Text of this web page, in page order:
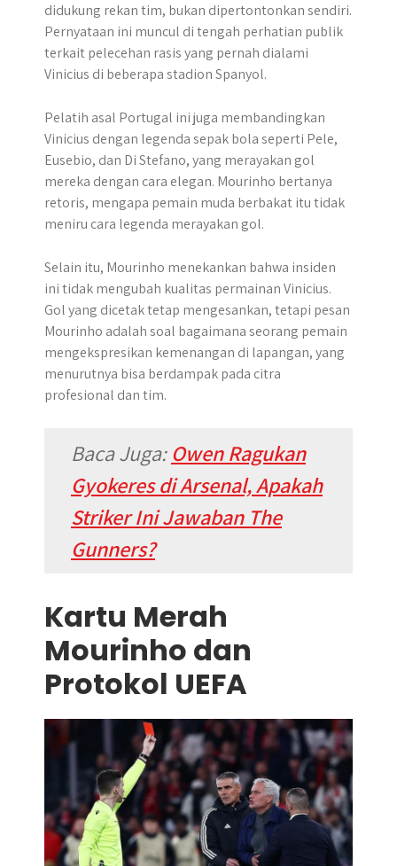
didukung rekan tim, bukan dipertontonkan sendiri.
Pernyataan ini muncul di tengah perhatian publik
terkait pelecehan rasis yang pernah dialami
Vinicius di beberapa stadion Spanyol.
Pelatih asal Portugal ini juga membandingkan
Vinicius dengan legenda sepak bola seperti Pele,
Eusebio, dan Di Stefano, yang merayakan gol
mereka dengan cara elegan. Mourinho bertanya
retoris, mengapa pemain muda berbakat itu tidak
meniru cara legenda merayakan gol.
Selain itu, Mourinho menekankan bahwa insiden
ini tidak mengubah kualitas permainan Vinicius.
Gol yang dicetak tetap mengesankan, tetapi pesan
Mourinho adalah soal bagaimana seorang pemain
mengekspresikan kemenangan di lapangan, yang
menurutnya bisa berdampak pada citra
profesional dan tim.
Baca Juga:Owen Ragukan
Gyokeres di Arsenal, Apakah
Striker Ini Jawaban The
Gunners?
Kartu Merah
Mourinho dan
Protokol UEFA